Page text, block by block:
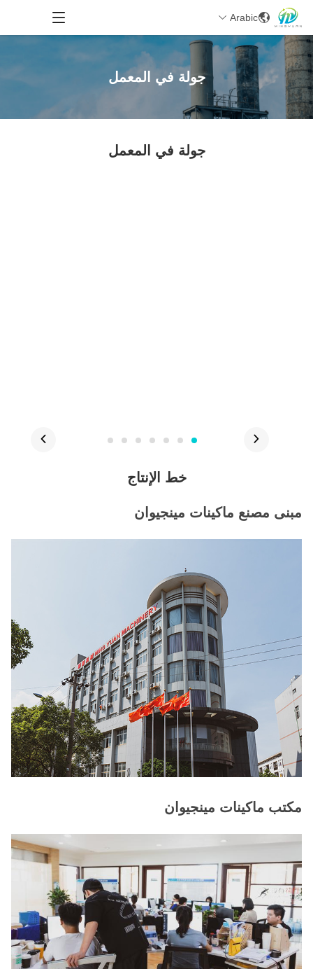
Arabic
جولة في المعمل
جولة في المعمل
خط الإنتاج
مبنى مصنع ماكينات مينجيوان
مكتب ماكينات مينجيوان